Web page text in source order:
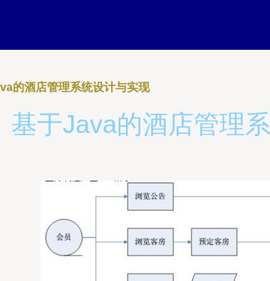
的酒店管理系统设计与实现
基于Java的酒店管理